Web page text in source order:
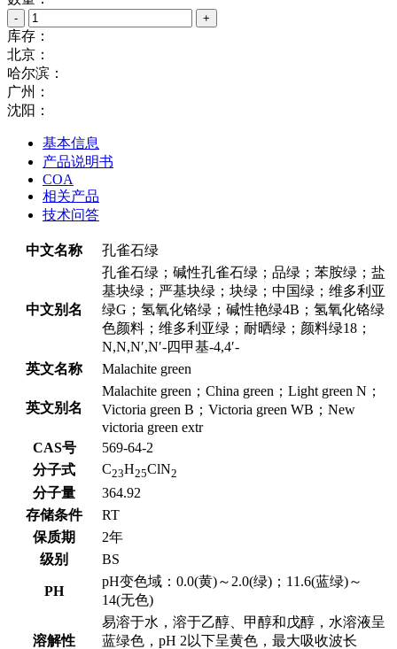
- +
库存：
北京：
哈尔滨：
广州：
沈阳：
基本信息
产品说明书
COA
相关产品
技术问答
中文名称 孔雀石绿
中文别名
孔雀石绿；碱性孔雀石绿；品绿；苯胺绿；盐
基块绿；严基块绿；块绿；中国绿；维多利亚
绿G；氢氧化铬绿；碱性艳绿4B；氢氧化铬绿
色颜料；维多利亚绿；耐晒绿；颜料绿18；
N,N,N′,N′-四甲基-4,4′-
英文名称
Malachite green
英文别名
Malachite green；China green；Light green N；
Victoria green B；Victoria green WB；New
victoria green extr
CAS号
569-64-2
分子式
C23H25ClN2
分子量
364.92
存储条件
RT
保质期
2年
级别
BS
PH
pH变色域：0.0(黄)～2.0(绿)；11.6(蓝绿)～
14(无色)
溶解性
易溶于水，溶于乙醇、甲醇和戊醇，水溶液呈
蓝绿色，pH 2以下呈黄色，最大吸收波长